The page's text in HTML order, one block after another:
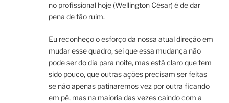
no profissional hoje (Wellington César) é de dar
pena de tão ruim.
Eu reconheço o esforço da nossa atual direção em
mudar esse quadro, sei que essa mudança não
pode ser do dia para noite, mas está claro que tem
sido pouco, que outras ações precisam ser feitas
se não apenas patinaremos vez por outra ficando
em pé, mas na maioria das vezes caindo com a